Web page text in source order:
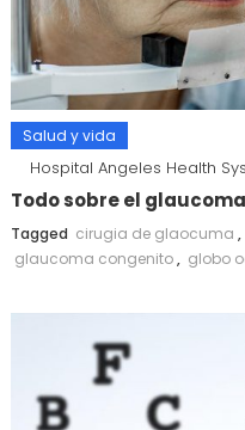
Salud y vida
Hospital Angeles Health
Todo sobre el glaucoma
Tagged cirugia de glaocuma ,
glaucoma congenito, globo